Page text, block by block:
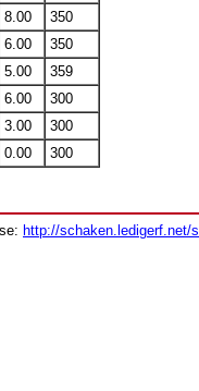
8.00
350
6.00
350
5.00
359
6.00
300
3.00
300
0.00 300
http://schaken.ledigerf.net/